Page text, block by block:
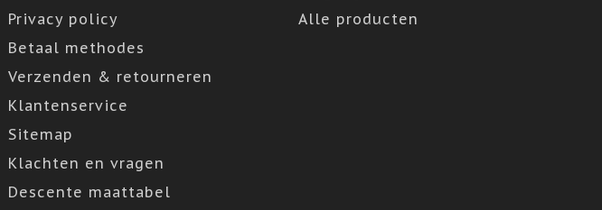
Privacy policy
Betaal methodes
Verzenden & retourneren
Klantenservice
Sitemap
Klachten en vragen
Descente maattabel
Alle producten